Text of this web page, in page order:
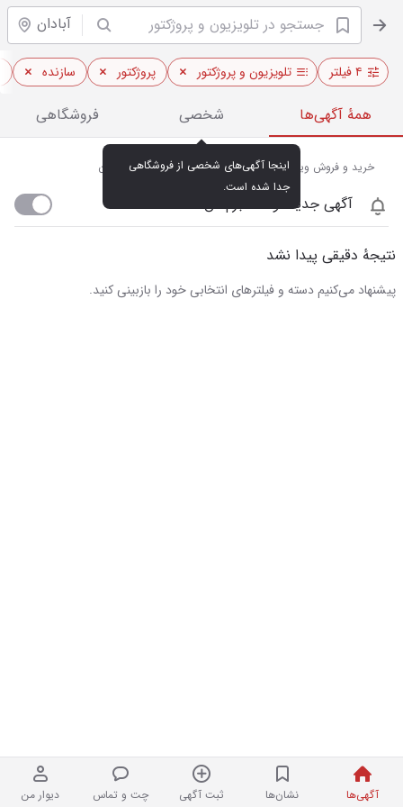
آبادان
آگهی‌ها نشان‌ها ثبت آگهی چت و تماس دیوار من
۴ فیلتر تلویزیون و پروژکتور پروژکتور سازنده
همهٔ آگهی‌ها شخصی فروشگاهی
جدا شده است.
خرید و فروش ویدئو پروژکتور و تلویزیون‌های هوشمند در آبادان
آگهی جدید اومد خبرم کن
نتیجهٔ دقیقی پیدا نشد
پیشنهاد می‌کنیم دسته و فیلترهای انتخابی خود را بازبینی کنید.